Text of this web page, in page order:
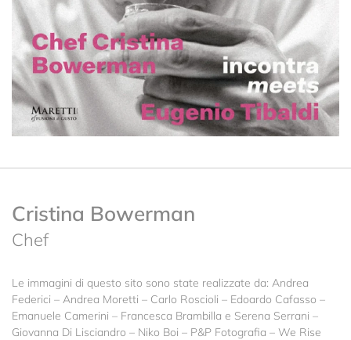
Cristina Bowerman
Chef
Le immagini di questo sito sono state realizzate da: Andrea
Federici – Andrea Moretti – Carlo Roscioli – Edoardo Cafasso –
Emanuele Camerini – Francesca Brambilla e Serena Serrani –
Giovanna Di Lisciandro – Niko Boi – P&P Fotografia – We Rise